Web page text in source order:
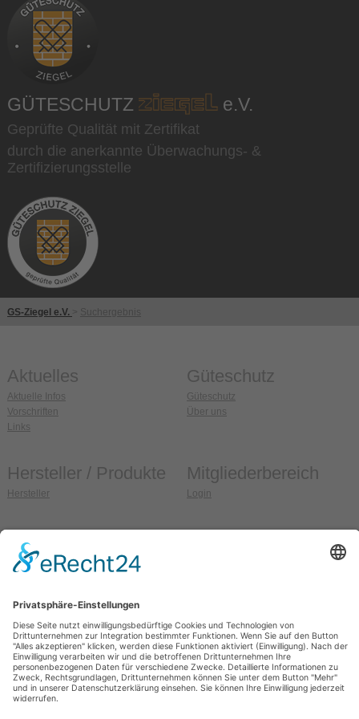
GÜTESCHUTZ e.V.
Geprüfte Qualität mit Zertifikat
durch die anerkannte Überwachungs- &
Zertifizierungsstelle
GS-Ziegel e.V. Suchergebnis
Aktuelles
Aktuelle Infos
Vorschriften
Links
Güteschutz
Güteschutz
Über uns
Hersteller / Produkte
Hersteller
Mitgliederbereich
Login
Anschrift
Güteschutz Ziegel e.V.
Weidehofstraße 15
OT Blankenhain
So erreichen Sie uns
Allgemein
Sitemap
Impressum
Datenschutz